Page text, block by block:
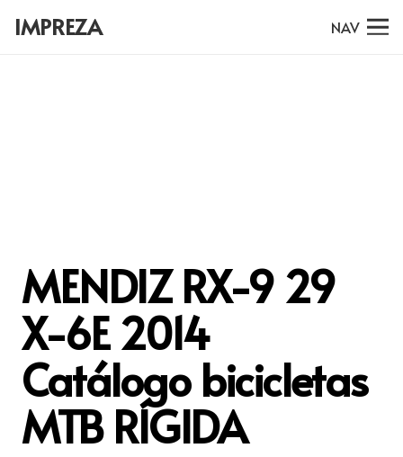
IMPREZA NAV
MENDIZ RX-9 29
X-6E 2014
Catálogo bicicletas
MTB RÍGIDA